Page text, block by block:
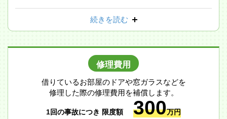
続きを読む
修理費用
借りているお部屋のドアや窓ガラスなどを
修理した際の修理費用を補償します。
1回の事故につき 限度額 300万円